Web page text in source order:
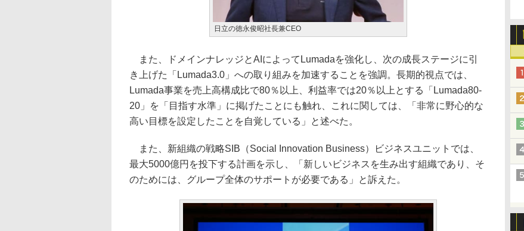
日立の徳永俊昭社長兼CEO
また、ドメインナレッジとAIによってLumadaを強化し、次の成長ステージに引
き上げた「Lumada3.0」への取り組みを加速することを強調。長期的視点では、
Lumada事業を売上高構成比で80％以上、利益率では20％以上とする「Lumada80-
20」を「目指す水準」に掲げたことにも触れ、これに関しては、「非常に野心的な
高い目標を設定したことを自覚している」と述べた。
また、新組織の戦略SIB（Social Innovation Business）ビジネスユニットでは、
最大5000億円を投下する計画を示し、「新しいビジネスを生み出す組織であり、そ
のためには、グループ全体のサポートが必要である」と訴えた。